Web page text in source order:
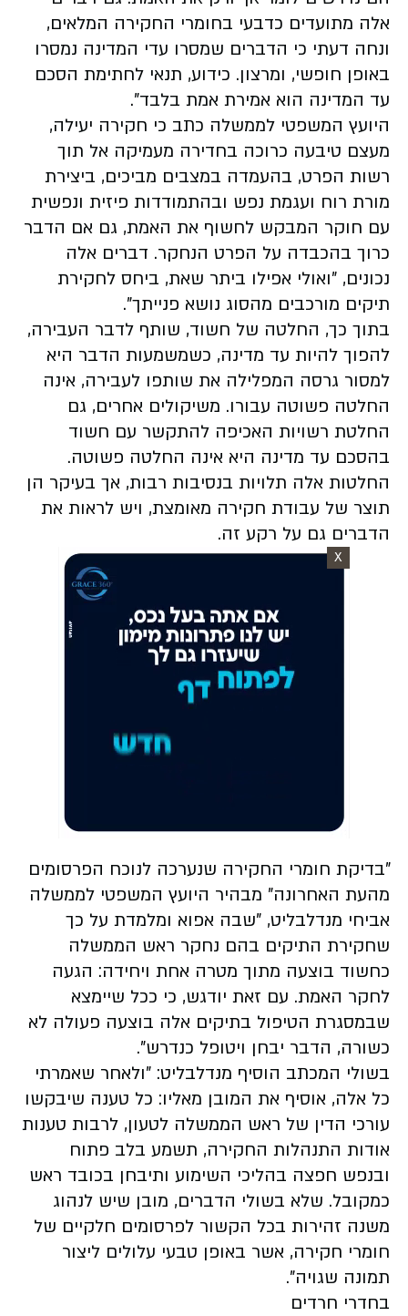
אלה מתועדים כדבעי בחומרי החקירה המלאים,
ונחה דעתי כי הדברים שמסרו עדי המדינה נמסרו
באופן חופשי, ומרצון. כידוע, תנאי לחתימת הסכם
עד המדינה הוא אמירת אמת בלבד".
היועץ המשפטי לממשלה כתב כי חקירה יעילה,
מעצם טיבעה כרוכה בחדירה מעמיקה אל תוך
רשות הפרט, בהעמדה במצבים מביכים, ביצירת
מורת רוח ועגמת נפש ובהתמודדות פיזית ונפשית
עם חוקר המבקש לחשוף את האמת, גם אם הדבר
כרוך בהכבדה על הפרט הנחקר. דברים אלה
נכונים, "ואולי אפילו ביתר שאת, ביחס לחקירת
תיקים מורכבים מהסוג נושא פנייתך".
בתוך כך, החלטה של חשוד, שותף לדבר העבירה,
להפוך להיות עד מדינה, כשמשמעות הדבר היא
למסור גרסה המפלילה את שותפו לעבירה, אינה
החלטה פשוטה עבורו. משיקולים אחרים, גם
החלטת רשויות האכיפה להתקשר עם חשוד
בהסכם עד מדינה היא אינה החלטה פשוטה.
החלטות אלה תלויות בנסיבות רבות, אך בעיקר הן
תוצר של עבודת חקירה מאומצת, ויש לראות את
הדברים גם על רקע זה.
X
"בדיקת חומרי החקירה שנערכה לנוכח הפרסומים
מהעת האחרונה" מבהיר היועץ המשפטי לממשלה
אביחי מנדלבליט, "שבה אפוא ומלמדת על כך
שחקירת התיקים בהם נחקר ראש הממשלה
כחשוד בוצעה מתוך מטרה אחת ויחידה: הגעה
לחקר האמת. עם זאת יודגש, כי ככל שיימצא
שבמסגרת הטיפול בתיקים אלה בוצעה פעולה לא
כשורה, הדבר יבחן ויטופל כנדרש".
בשולי המכתב הוסיף מנדלבליט: "ולאחר שאמרתי
כל אלה, אוסיף את המובן מאליו: כל טענה שיבקשו
עורכי הדין של ראש הממשלה לטעון, לרבות טענות
אודות התנהלות החקירה, תשמע בלב פתוח
ובנפש חפצה בהליכי השימוע ותיבחן בכובד ראש
כמקובל. שלא בשולי הדברים, מובן שיש לנהוג
משנה זהירות בכל הקשור לפרסומים חלקיים של
חומרי חקירה, אשר באופן טבעי עלולים ליצור
תמונה שגויה".
בחדרי חרדים